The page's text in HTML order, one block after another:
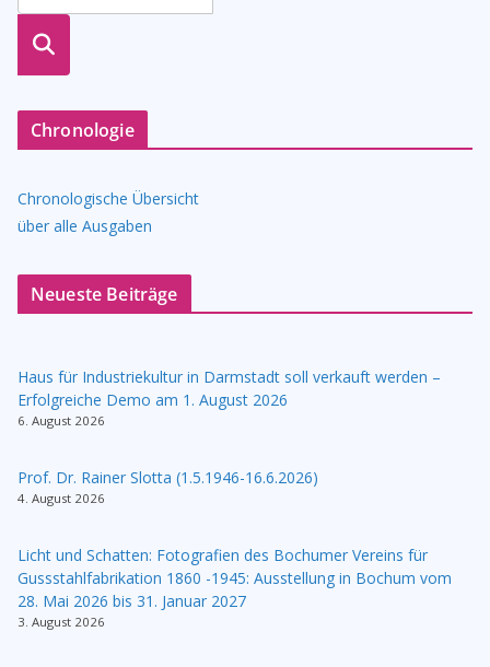
suche
Chronologie
Chronologische Übersicht
über alle Ausgaben
Neueste Beiträge
Haus für Industriekultur in Darmstadt soll verkauft werden –
Erfolgreiche Demo am 1. August 2026
6. August 2026
Prof. Dr. Rainer Slotta (1.5.1946-16.6.2026)
4. August 2026
Licht und Schatten: Fotografien des Bochumer Vereins für
Gussstahlfabrikation 1860 -1945: Ausstellung in Bochum vom
28. Mai 2026 bis 31. Januar 2027
3. August 2026